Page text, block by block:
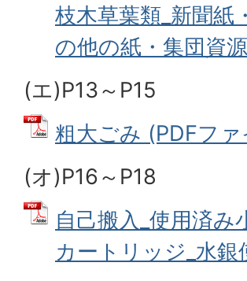
枝木草葉類_新聞紙
の他の紙・集団資
(エ)P13～P15
粗大ごみ (PDFフ
(オ)P16～P18
自己搬入_使用済み
カートリッジ_水